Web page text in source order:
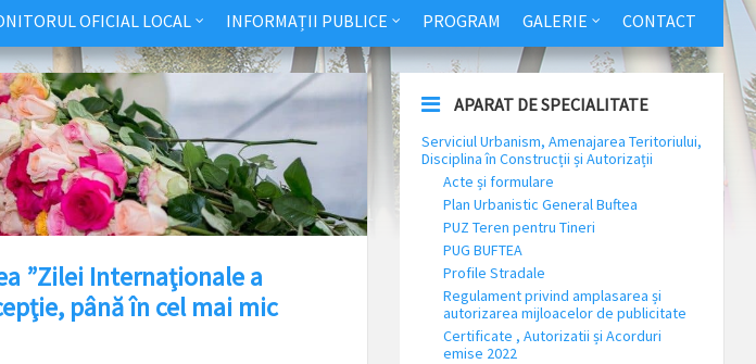
OFICIAL LOCAL INFORMAȚII PUBLICE PROGRAM GALERIE CONTACT
”Zilei Internaţionale a
până în cel mai mic
APARAT DE SPECIALITATE
Serviciul Urbanism, Amenajarea Teritoriului,
Disciplina în Construcții și Autorizații
Acte și formulare
Plan Urbanistic General Buftea
PUZ Teren pentru Tineri
PUG BUFTEA
Profile Stradale
Regulament privind amplasarea și
autorizarea mijloacelor de publicitate
Certificate , Autorizatii și Acorduri
emise 2022